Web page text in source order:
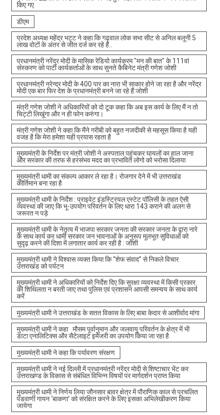
किए गए
डीएम
प्रदेश अध्यक्ष महेंद्र भट्ट ने कहा कि गढ़वाल लोक सभा सीट से अनिल बलूनी 5
लाख वोटों के अंतर से जीत दर्ज कर रहे हैं..
प्रधानमंत्री नरेंद्र मोदी के मासिक रेडियो कार्यक्रम "मन की बात" के 111वां
संस्करण को पार्टी कार्यकर्ताओं के साथ सुनते कैबिनेट मंत्री गणेश जोशी
प्रधानमंत्री नरेन्द्र मोदी के 400 पार का नारा भी साकार होने जा रहा है और नरेंद्र
मोदी एक बार फिर देश के प्रधानमंत्री बनने जा रहे हैं:जोशी
मंत्री गणेश जोशी ने अधिकारियों को दो टूक कहा कि अब इस कार्य के लिए मैं न तो
चिट्टी लिखूंगा और न ही फोन करुंगा।
मंत्री गणेश जोशी ने कहा कि मैंने गरीबी को बहुत नजदीकी से महसूस किया है यही
वजह है कि मेरा हमेशा यही प्रयास रहता है
मुख्यमंत्री के निर्देश पर मंत्री जोशी ने अस्पताल पहुंचकर घायलों का हाल जाना
और सरकार की तरफ से हरसंभव मदद का प्रभावित लोगो को भरोसा दिलाया
मुख्यमंत्री धामी का संकल्प आकार ले रहा है। रोजगार देने में भी उत्तराखंड
कीर्तिमान बना रहा है
मुख्यमंत्री धामी के निर्देश : प्राइवेट इंडस्ट्रियल एस्टेट पॉलिसी के तहत ऐसी
व्यवस्था की जाए कि भू-उपयोग परिवर्तन के लिए धारा 143 कराने की अलग से
जरूरत न पड़े
मुख्यमंत्री धामी के नेतृत्व में भाजपा सरकार जनता की सरकार जनता के द्वारा नारे
के साथ कार्य कर धामी सरकार जन भावनाओं के अनुरूप मूलभूत सुविधाओं को
सुदृढ़ करने की दिशा में लगातार कार्य कर रही है : जोशी
मुख्यमंत्री धामी ने विश्वास व्यक्त किया कि “शेफ संवाद” से निकले विचार
उत्तराखंड को पर्यटन
मुख्यमंत्री धामी ने अधिकारियों को निर्देश दिए कि सुरक्षा व्यवस्था में किसी प्रकार
की शिथिलता न बरती जाए तथा पुलिस एवं प्रशासन आपसी समन्वय के साथ कार्य
करें
मुख्यमंत्री धामी ने उत्तराखंड के सतत विकास के लिए बाबा केदार से आशीर्वाद मांगा
मुख्यमंत्री धामी ने कहा मौसम पूर्वानुमान और जलवायु परिवर्तन के क्षेत्र में भी
डाटा एनालिटिक्स और सैटेलाइट इमेजरी का उपयोग किया जा रहा है
मुख्यमंत्री धामी ने कहा कि पर्यावरण संरक्षण
मुख्यमंत्री धामी ने नई दिल्ली में प्रधानमंत्री नरेंद्र मोदी से शिष्टाचार भेंट कर
उत्तराखण्ड के विकास से संबंधित विभिन्न विषयों पर मार्गदर्शन प्राप्त किया
मुख्यमंत्री धामी ने निर्णय लिया जौनसार बावर क्षेत्र में पौराणिक काल से प्रचलित
पंडवाणी गायन ‘बाकणा’ को संरक्षित करने के लिए इसका अभिलेखीकरण किया
जायेगा